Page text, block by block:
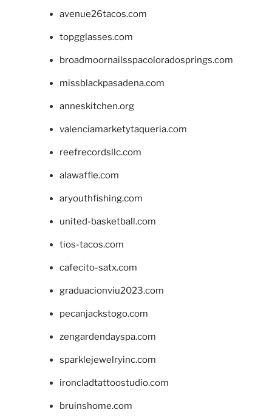
avenue26tacos.com
topgglasses.com
broadmoornailsspacoloradosprings.com
missblackpasadena.com
anneskitchen.org
valenciamarketytaqueria.com
reefrecordsllc.com
alawaffle.com
aryouthfishing.com
united-basketball.com
tios-tacos.com
cafecito-satx.com
graduacionviu2023.com
pecanjackstogo.com
zengardendayspa.com
sparklejewelryinc.com
ironcladtattoostudio.com
bruinshome.com